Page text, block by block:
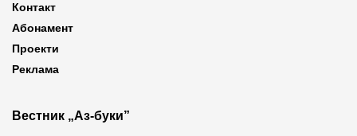
Контакт
Абонамент
Проекти
Реклама
Вестник „Аз-буки”